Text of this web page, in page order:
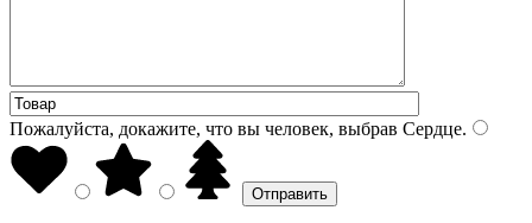
Пожалуйста, докажите, что вы человек, выбрав Сердце.